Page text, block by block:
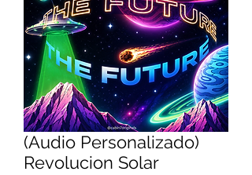
(Audio Personalizado)
Revolucion Solar